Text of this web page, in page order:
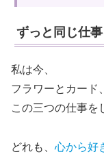
ずっと同じ仕
私は今、
フラワーとカード
この三つの仕事を
どれも、 心から好